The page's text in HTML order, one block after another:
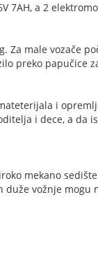
7AH, a 2
male vozače
preko papučice
i
i dece, a da
mekano
duže vožnje